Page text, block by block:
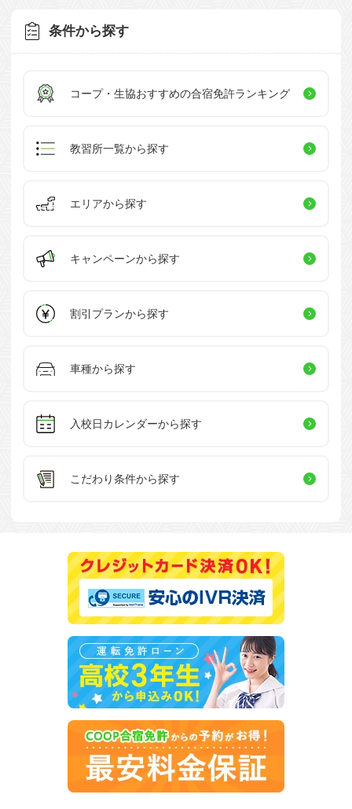
条件から探す
コープ・生協おすすめの合宿免許ランキング
教習所一覧から探す
エリアから探す
キャンペーンから探す
割引プランから探す
車種から探す
入校日カレンダーから探す
こだわり条件から探す